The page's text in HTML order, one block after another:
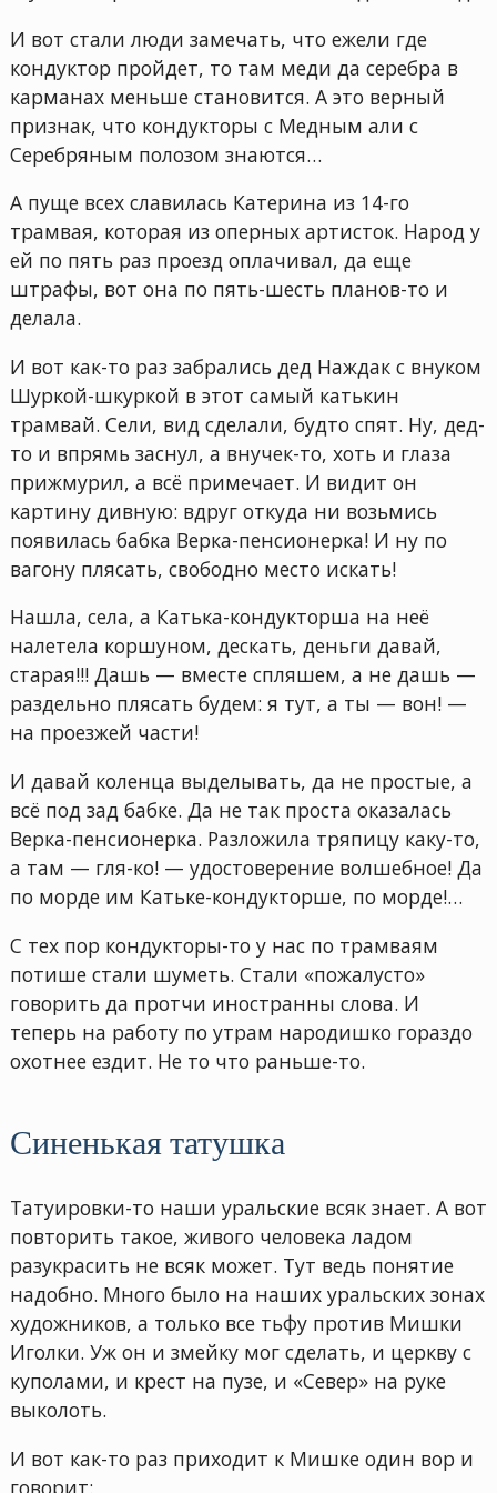
И вот стали люди замечать, что ежели где
кондуктор пройдет, то там меди да серебра в
карманах меньше становится. А это верный
признак, что кондукторы с Медным али с
Серебряным полозом знаются…
А пуще всех славилась Катерина из 14-го
трамвая, которая из оперных артисток. Народ у
ей по пять раз проезд оплачивал, да еще
штрафы, вот она по пять-шесть планов-то и
делала.
И вот как-то раз забрались дед Наждак с внуком
Шуркой-шкуркой в этот самый катькин
трамвай. Сели, вид сделали, будто спят. Ну, дед-
то и впрямь заснул, а внучек-то, хоть и глаза
прижмурил, а всё примечает. И видит он
картину дивную: вдруг откуда ни возьмись
появилась бабка Верка-пенсионерка! И ну по
вагону плясать, свободно место искать!
Нашла, села, а Катька-кондукторша на неё
налетела коршуном, дескать, деньги давай,
старая!!! Дашь — вместе спляшем, а не дашь —
раздельно плясать будем: я тут, а ты — вон! —
на проезжей части!
И давай коленца выделывать, да не простые, а
всё под зад бабке. Да не так проста оказалась
Верка-пенсионерка. Разложила тряпицу каку-то,
а там — гля-ко! — удостоверение волшебное! Да
по морде им Катьке-кондукторше, по морде!…
С тех пор кондукторы-то у нас по трамваям
потише стали шуметь. Стали «пожалусто»
говорить да протчи иностранны слова. И
теперь на работу по утрам народишко гораздо
охотнее ездит. Не то что раньше-то.
Синенькая татушка
Татуировки-то наши уральские всяк знает. А вот
повторить такое, живого человека ладом
разукрасить не всяк может. Тут ведь понятие
надобно. Много было на наших уральских зонах
художников, а только все тьфу против Мишки
Иголки. Уж он и змейку мог сделать, и церкву с
куполами, и крест на пузе, и «Север» на руке
выколоть.
И вот как-то раз приходит к Мишке один вор и
говорит: